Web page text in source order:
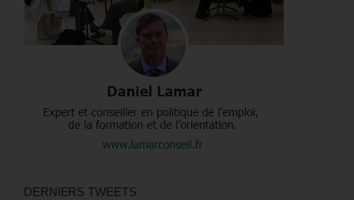
DERNIERS TWEETS